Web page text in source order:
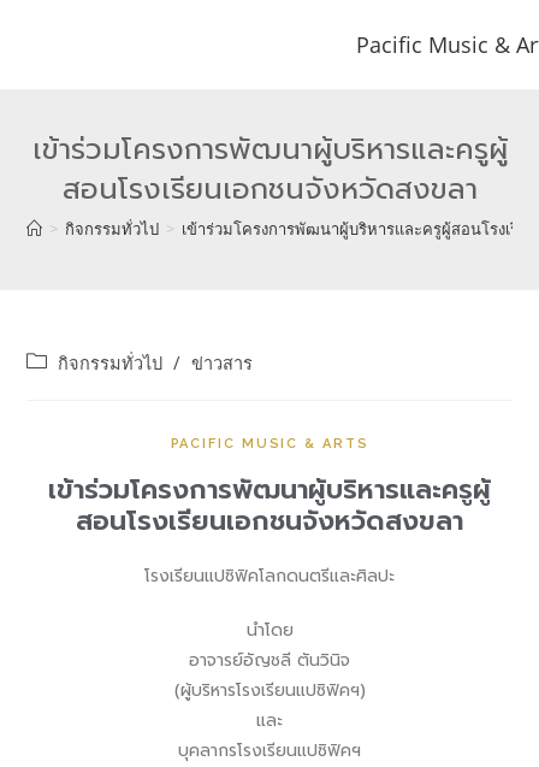
Pacific Music &
เข้าร่วมโครงการพัฒนาผู้บริหารและครูผู้
สอนโรงเรียนเอกชนจังหวัดสงขลา
> กิจกรรมทั่วไป > เข้าร่วมโครงการพัฒนาผู้บริหารและครูผู้สอนโรงเรีย
กิจกรรมทั่วไป / ข่าวสาร
PACIFIC MUSIC & ARTS
เข้าร่วมโครงการพัฒนาผู้บริหารและครูผู้
สอนโรงเรียนเอกชนจังหวัดสงขลา
โรงเรียนแปซิฟิคโลกดนตรีและศิลปะ
นำโดย
อาจารย์อัญชลี ตันวินิจ
(ผู้บริหารโรงเรียนแปซิฟิคฯ)
และ
บุคลากรโรงเรียนแปซิฟิคฯ